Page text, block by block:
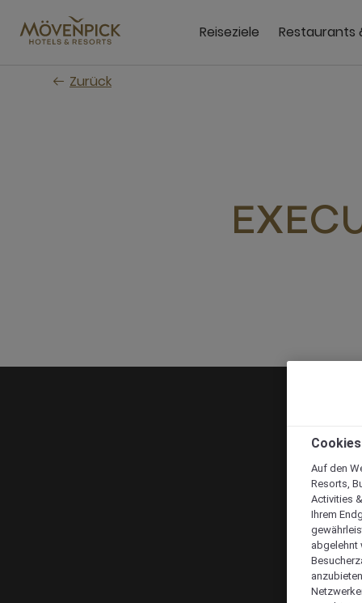
Hauptinhalt
wechseln
Reiseziele Restaurants
Zurück
Auf den
Resorts,
Activities
Ihrem
abgelehnt